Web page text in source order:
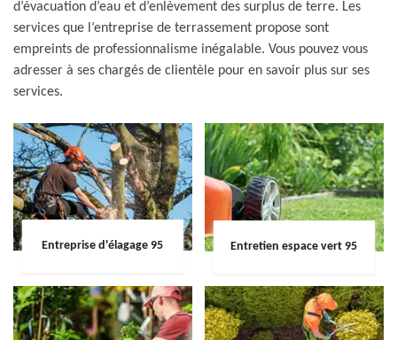
d’évacuation d’eau et d’enlèvement des surplus de terre. Les
services que l’entreprise de terrassement propose sont
empreints de professionnalisme inégalable. Vous pouvez vous
adresser à ses chargés de clientèle pour en savoir plus sur ses
services.
Entreprise d'élagage 95 Entretien espace vert 95